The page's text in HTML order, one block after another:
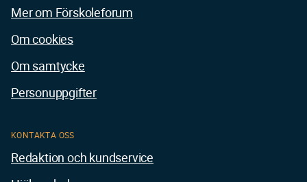
KONTAKTA OSS
Redaktion och kundservice
Mer om Förskoleforum
Om cookies
Om samtycke
Personuppgifter